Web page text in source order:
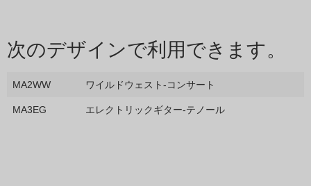
次のデザインで利用できます。
MA2WW ワイルドウェスト-コンサート
MA3EG エレクトリックギター-テノール